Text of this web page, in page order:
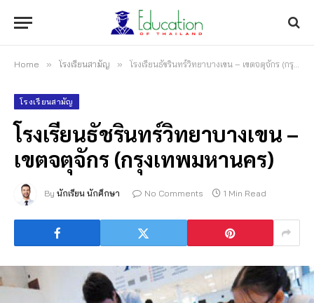
Home » โรงเรียนสามัญ » โรงเรียนธัชรินทร์วิทยาบางเขน – เขตจตุจักร (กรุงเทพมหานคร)
โรงเรียนสามัญ
โรงเรียนธัชรินทร์วิทยาบางเขน –
เขตจตุจักร (กรุงเทพมหานคร)
By นักเรียน นักศึกษา No Comments 1 Min Read